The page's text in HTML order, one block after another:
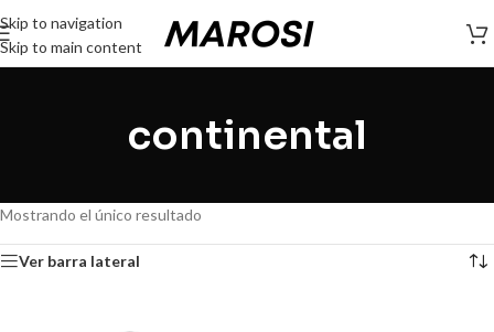
Skip to navigation
Skip to main content
continental
Mostrando el único resultado
Ver barra lateral